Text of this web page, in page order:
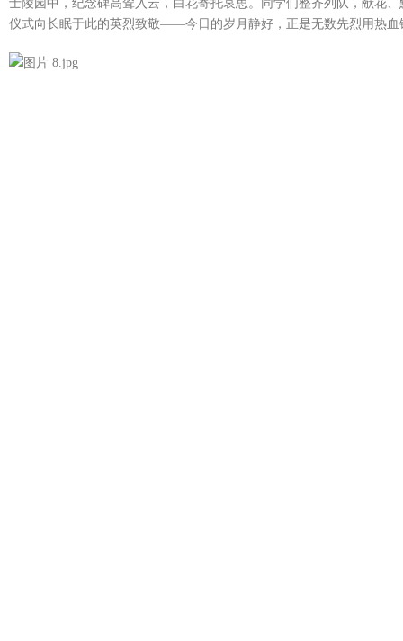
士陵园中，纪念碑高耸入云，白花寄托哀思。同学们整齐列队，献花
仪式向长眠于此的英烈致敬——今日的岁月静好，正是无数先烈用热血